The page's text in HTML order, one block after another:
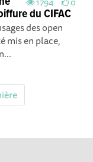
du CIFAC
des open
mis en place,